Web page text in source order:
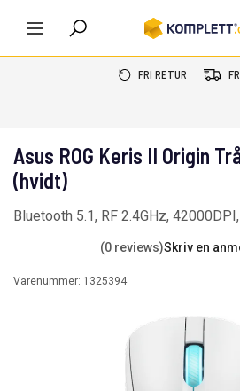
FRI RETUR
Asus ROG Keris II Origin
(hvidt)
Bluetooth 5.1, RF 2.4GHz,
(0 reviews)Skriv en
Varenummer: 1325394